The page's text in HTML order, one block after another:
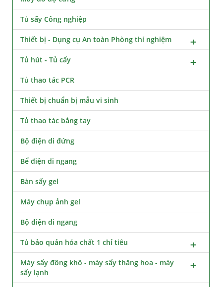
Tủ sấy Công nghiệp
Thiết bị - Dụng cụ An toàn Phòng thí nghiệm
Tủ hút - Tủ cấy
Tủ thao tác PCR
Thiết bị chuẩn bị mẫu vi sinh
Tủ thao tác bằng tay
Bộ điện di đứng
Bể điện di ngang
Bàn sấy gel
Máy chụp ảnh gel
Bộ điện di ngang
Tủ bảo quản hóa chất 1 chỉ tiêu
Máy sấy đông khô - máy sấy thăng hoa - máy
sấy lạnh